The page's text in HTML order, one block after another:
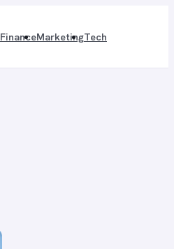
FinanceMarketingTech